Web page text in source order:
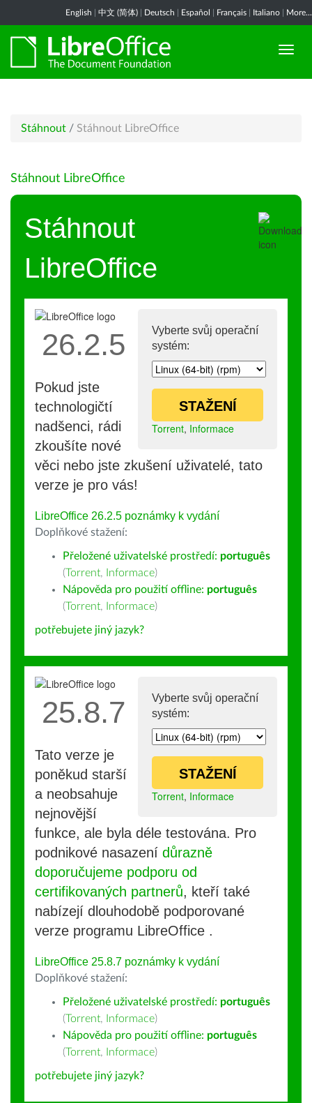
English 中文 (简体) Deutsch Español Français Italiano More...
Stáhnout / Stáhnout LibreOffice
Stáhnout LibreOffice
Stáhnout
LibreOffice
Vyberte svůj operační
systém:
STAŽENÍ
Torrent, Informace
26.2.5
Pokud jste
technologičtí
nadšenci, rádi
zkoušíte nové
věci nebo jste zkušení uživatelé, tato
verze je pro vás!
LibreOffice 26.2.5 poznámky k vydání
Doplňkové stažení:
Přeložené uživatelské prostředí: português
(Torrent, Informace)
Nápověda pro použití offline: português
(Torrent, Informace)
potřebujete jiný jazyk?
Vyberte svůj operační
systém:
STAŽENÍ
Torrent, Informace
25.8.7
Tato verze je
poněkud starší
a neobsahuje
nejnovější
funkce, ale byla déle testována. Pro
podnikové nasazení důrazně
doporučujeme podporu od
certifikovaných partnerů, kteří také
nabízejí dlouhodobě podporované
verze programu LibreOffice .
LibreOffice 25.8.7 poznámky k vydání
Doplňkové stažení:
Přeložené uživatelské prostředí: português
(Torrent, Informace)
Nápověda pro použití offline: português
(Torrent, Informace)
potřebujete jiný jazyk?